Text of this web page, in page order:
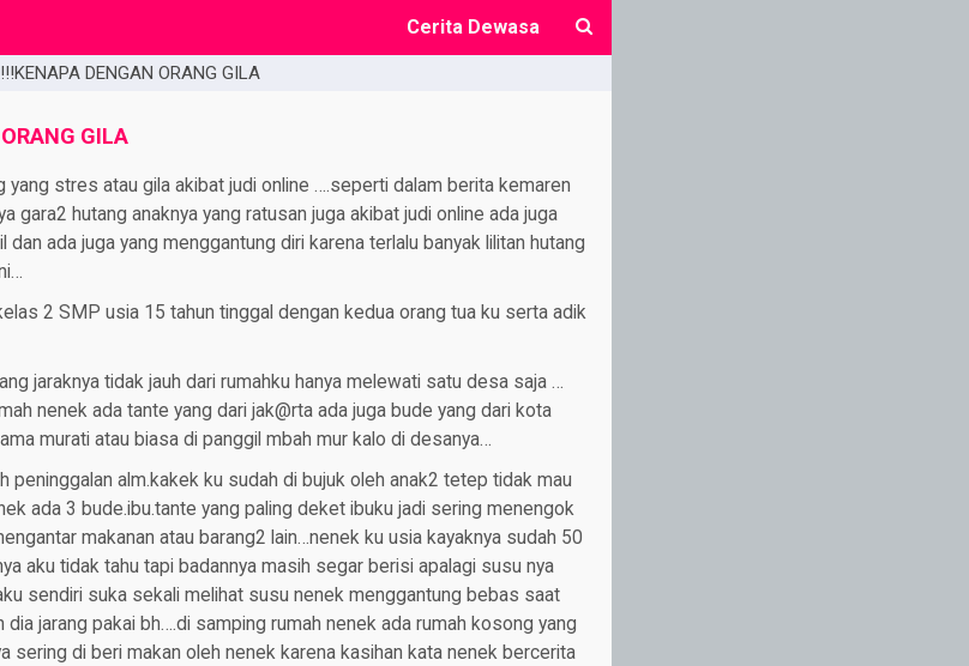
Cerita Dewasa
DENGAN ORANG GILA
GILA
yang stres atau gila akibat judi online ….seperti dalam berita kemaren
gara2 hutang anaknya yang ratusan juga akibat judi online ada juga
dan ada juga yang menggantung diri karena terlalu banyak lilitan hutang
2 SMP usia 15 tahun tinggal dengan kedua orang tua ku serta adik
jaraknya tidak jauh dari rumahku hanya melewati satu desa saja …
nenek ada tante yang dari jak@rta ada juga bude yang dari kota
murati atau biasa di panggil mbah mur kalo di desanya…
peninggalan alm.kakek ku sudah di bujuk oleh anak2 tetep tidak mau
ada 3 bude.ibu.tante yang paling deket ibuku jadi sering menengok
makanan atau barang2 lain…nenek ku usia kayaknya sudah 50
aku tidak tahu tapi badannya masih segar berisi apalagi susu nya
sendiri suka sekali melihat susu nenek menggantung bebas saat
jarang pakai bh….di samping rumah nenek ada rumah kosong yang
sering di beri makan oleh nenek karena kasihan kata nenek bercerita